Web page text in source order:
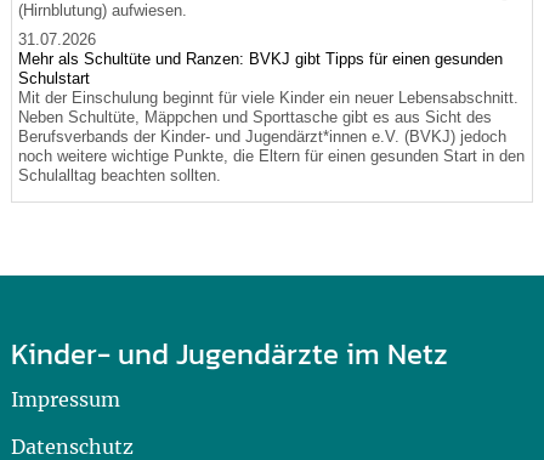
(Hirnblutung) aufwiesen.
31.07.2026
Mehr als Schultüte und Ranzen: BVKJ gibt Tipps für einen gesunden
Schulstart
Mit der Einschulung beginnt für viele Kinder ein neuer Lebensabschnitt.
Neben Schultüte, Mäppchen und Sporttasche gibt es aus Sicht des
Berufsverbands der Kinder- und Jugendärzt*innen e.V. (BVKJ) jedoch
noch weitere wichtige Punkte, die Eltern für einen gesunden Start in den
Schulalltag beachten sollten.
Kinder- und Jugendärzte im Netz
Impressum
Datenschutz